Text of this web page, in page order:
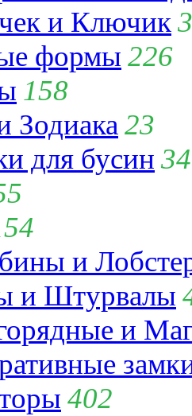
и Ключик
формы 226
158
Зодиака 23
для бусин 34
и
и Штурвалы
и
402